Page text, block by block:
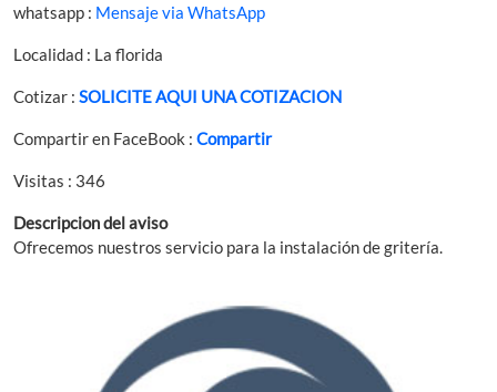
whatsapp : Mensaje via WhatsApp
Localidad : La florida
Cotizar : SOLICITE AQUI UNA COTIZACION
Compartir en FaceBook : Compartir
Visitas : 346
Descripcion del aviso
Ofrecemos nuestros servicio para la instalación de gritería.